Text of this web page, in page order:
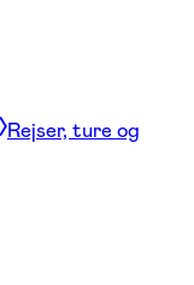
Rejser, ture og